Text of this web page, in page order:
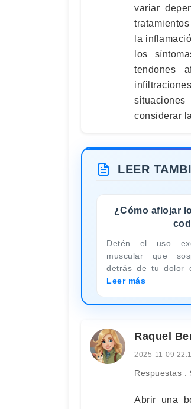
variar
la
los
tendones
considerar
LEER
¿Cómo aflojar
Detén el uso
muscular que
detrás de tu dolor
Leer más
Raquel
2025-11-09
Respuestas :
Abrir una